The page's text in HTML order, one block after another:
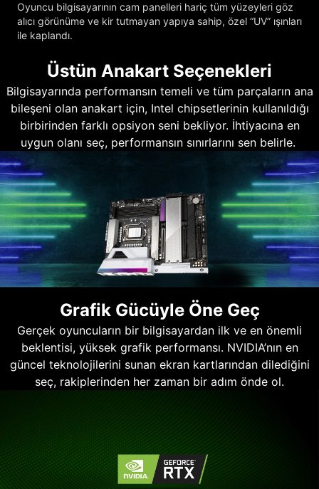
Oyuncu bilgisayarının cam panelleri hariç tüm yüzeyleri göz
alıcı görünüme ve kir tutmayan yapıya sahip, özel “UV” ışınları
ile kaplandı.
Üstün Anakart Seçenekleri
Bilgisayarında performansın temeli ve tüm parçaların ana
bileşeni olan anakart için, Intel chipsetlerinin kullanıldığı
birbirinden farklı opsiyon seni bekliyor. İhtiyacına en
uygun olanı seç, performansın sınırlarını sen belirle.
Grafik Gücüyle Öne Geç
Gerçek oyuncuların bir bilgisayardan ilk ve en önemli
beklentisi, yüksek grafik performansı. NVIDIA’nın en
güncel teknolojilerini sunan ekran kartlarından dilediğini
seç, rakiplerinden her zaman bir adım önde ol.